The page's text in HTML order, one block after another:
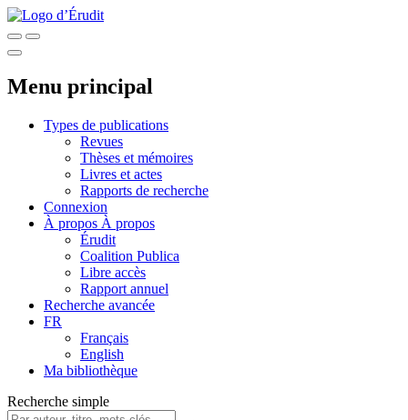
Menu principal
Types de publications
Revues
Thèses et mémoires
Livres et actes
Rapports de recherche
Connexion
À propos À propos
Érudit
Coalition Publica
Libre accès
Rapport annuel
Recherche avancée
FR
Français
English
Ma bibliothèque
Recherche simple